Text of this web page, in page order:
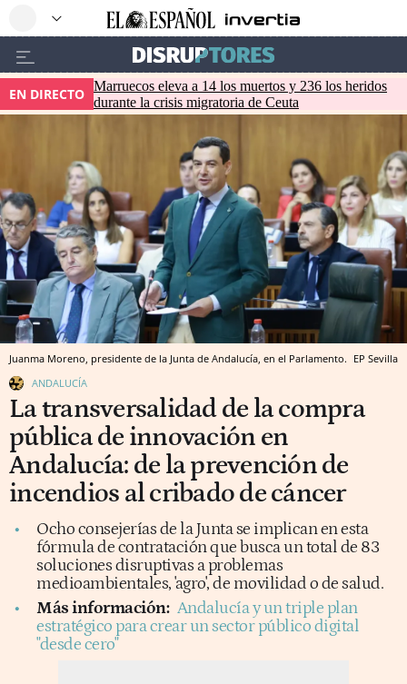
EN DIRECTO Marruecos eleva a 14 los muertos y 236 los heridos
durante la crisis migratoria de Ceuta
Juanma Moreno, presidente de la Junta de Andalucía, en el Parlamento. EP Sevilla
ANDALUCÍA
La transversalidad de la compra
pública de innovación en
Andalucía: de la prevención de
incendios al cribado de cáncer
Ocho consejerías de la Junta se implican en esta
fórmula de contratación que busca un total de 83
soluciones disruptivas a problemas
medioambientales, 'agro', de movilidad o de salud.
Más información: Andalucía y un triple plan
estratégico para crear un sector público digital
"desde cero"